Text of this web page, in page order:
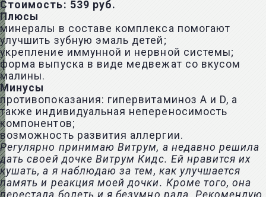
Стоимость: 539 руб.
Плюсы
минералы в составе комплекса помогают
улучшить зубную эмаль детей;
укрепление иммунной и нервной системы;
форма выпуска в виде медвежат со вкусом
малины.
Минусы
противопоказания: гипервитаминоз А и D, а
также индивидуальная непереносимость
компонентов;
возможность развития аллергии.
Регулярно принимаю Витрум, а недавно решила
дать своей дочке Витрум Кидс. Ей нравится их
кушать, а я наблюдаю за тем, как улучшается
память и реакция моей дочки. Кроме того, она
перестала болеть и я безумно рада. Рекомендую